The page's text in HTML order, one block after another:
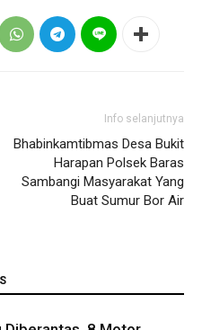
Info selanjutnya
Bhabinkamtibmas Desa Bukit
Harapan Polsek Baras
Sambangi Masyarakat Yang
Buat Sumur Bor Air